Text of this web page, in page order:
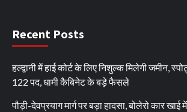
Recent Posts
हल्द्वानी में हाई कोर्ट के लिए निशुल्क मिलेगी जमीन,
122 पद, धामी कैबिनेट के बड़े फैसले
पौड़ी-देवप्रयाग मार्ग पर बड़ा हादसा, बोलेरो कार खाई